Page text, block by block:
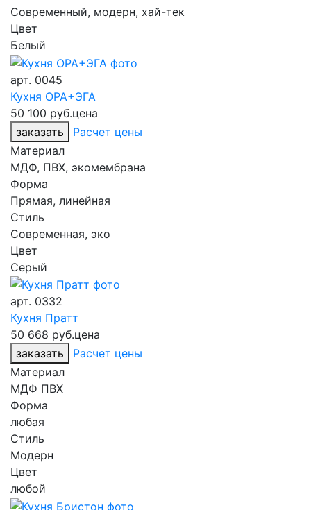
Современный, модерн, хай-тек
Цвет
Белый
арт. 0045
Кухня ОРА+ЭГА
50 100 руб.цена
заказать
Расчет цены
Материал
МДФ, ПВХ, экомембрана
Форма
Прямая, линейная
Стиль
Современная, эко
Цвет
Серый
арт. 0332
Кухня Пратт
50 668 руб.цена
заказать
Расчет цены
Материал
МДФ ПВХ
Форма
любая
Стиль
Модерн
Цвет
любой